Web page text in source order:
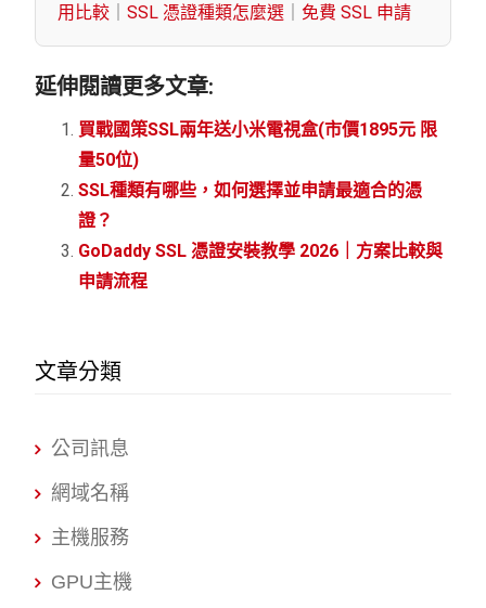
用比較 ｜SSL 憑證種類怎麼選 免費 SSL 申請
延伸閱讀更多文章:
買戰國策SSL兩年送小米電視盒(市價1895元 限
量50位)
SSL種類有哪些，如何選擇並申請最適合的憑
證？
GoDaddy SSL 憑證安裝教學 2026｜方案比較與
申請流程
文章分類
公司訊息
網域名稱
主機服務
GPU主機